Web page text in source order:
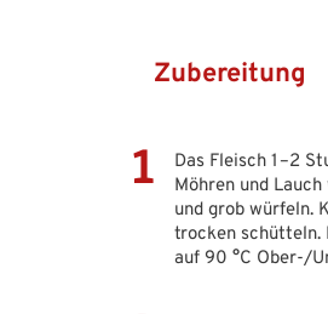
Zubereitung
Das Fleisch 1–2
Möhren und
und grob würfeln.
trocken schütteln.
auf 90 °C Ober-/